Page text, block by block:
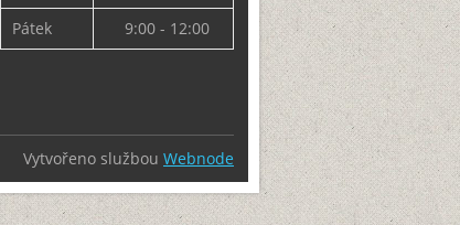
Pátek
9:00 - 12:00
Vytvořeno službou Webnode